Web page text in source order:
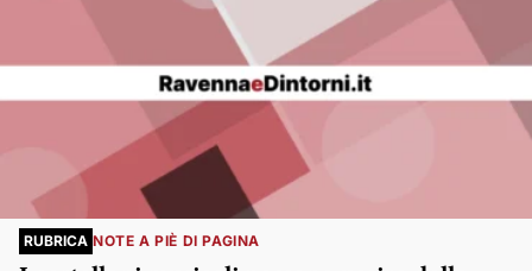
RUBRICA NOTE A PIÈ DI PAGINA